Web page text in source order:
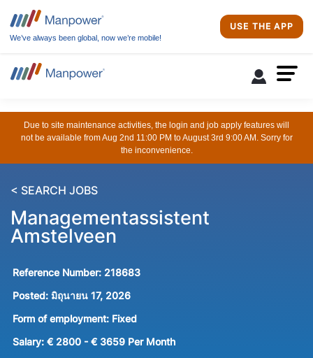
We’ve always been global, now we’re mobile!
USE THE APP
Due to site maintenance activities, the login and job apply features will
not be available from Aug 2nd 11:00 PM to August 3rd 9:00 AM. Sorry for
the inconvenience.
< SEARCH JOBS
Managementassistent
Amstelveen
Reference Number: 218683
Posted: มิถุนายน 17, 2026
Form of employment: Fixed
Salary: € 2800 - € 3659 Per Month